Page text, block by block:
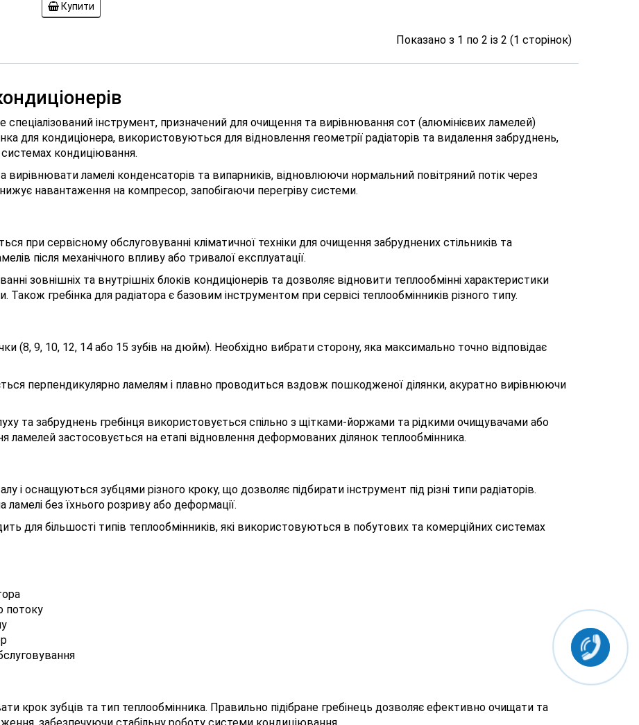
Купити
Показано з 1 по 2 із 2 (1 сторінок)
спеціалізований інструмент, призначений для очищення та вирівнювання сот (алюмінієвих ламелей)
для кондиціонера, використовуються для відновлення геометрії радіаторів та видалення забруднень,
кондиціювання.
вирівнювати ламелі конденсаторів та випарників, відновлюючи нормальний повітряний потік через
навантаження на компресор, запобігаючи перегріву системи.
при сервісному обслуговуванні кліматичної техніки для очищення забруднених стільників та
після механічного впливу або тривалої експлуатації.
зовнішніх та внутрішніх блоків кондиціонерів та дозволяє відновити теплообмінні характеристики
гребінка для радіатора є базовим інструментом при сервісі теплообмінників різного типу.
(8, 9, 10, 12, 14 або 15 зубів на дюйм). Необхідно вибрати сторону, яка максимально точно відповідає
перпендикулярно ламелям і плавно проводиться вздовж пошкодженої ділянки, акуратно вирівнюючи
та забруднень гребінця використовується спільно з щітками-йоржами та рідкими очищувачами або
ламелей застосовується на етапі відновлення деформованих ділянок теплообмінника.
і оснащуються зубцями різного кроку, що дозволяє підбирати інструмент під різні типи радіаторів.
без їхнього розриву або деформації.
для більшості типів теплообмінників, які використовуються в побутових та комерційних системах
потоку
крок зубців та тип теплообмінника. Правильно підібране гребінець дозволяє ефективно очищати та